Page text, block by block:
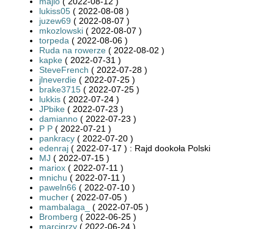
lukiss05 ( 2022-08-08 )
juzew69 ( 2022-08-07 )
mkozlowski ( 2022-08-07 )
torpeda ( 2022-08-06 )
Ruda na rowerze ( 2022-08-02 )
kapke ( 2022-07-31 )
SteveFrench ( 2022-07-28 )
jlneverdie ( 2022-07-25 )
brake3715 ( 2022-07-25 )
lukkis ( 2022-07-24 )
JPbike ( 2022-07-23 )
damianno ( 2022-07-23 )
P P ( 2022-07-21 )
pankracy ( 2022-07-20 )
edenraj ( 2022-07-17 ) : Rajd dookoła Polski
MJ ( 2022-07-15 )
mariox ( 2022-07-11 )
mnichu ( 2022-07-11 )
paweln66 ( 2022-07-10 )
mucher ( 2022-07-05 )
mambalaga_
( 2022-07-05 )
Bromberg ( 2022-06-25 )
marcinrzy ( 2022-06-24 )